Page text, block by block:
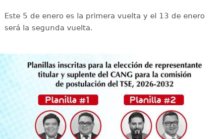
Este 5 de enero es la primera vuelta y el 13 de enero
será la segunda vuelta.